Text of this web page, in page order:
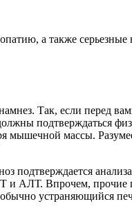
а также
Так, если перед
подтверждаться
массы.
подтверждается
и АЛТ. Впрочем,
устраняющийся